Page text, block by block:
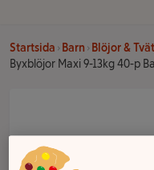
Startsida Barn Blöjor &
Byxblöjor Maxi 9-13kg 40-p